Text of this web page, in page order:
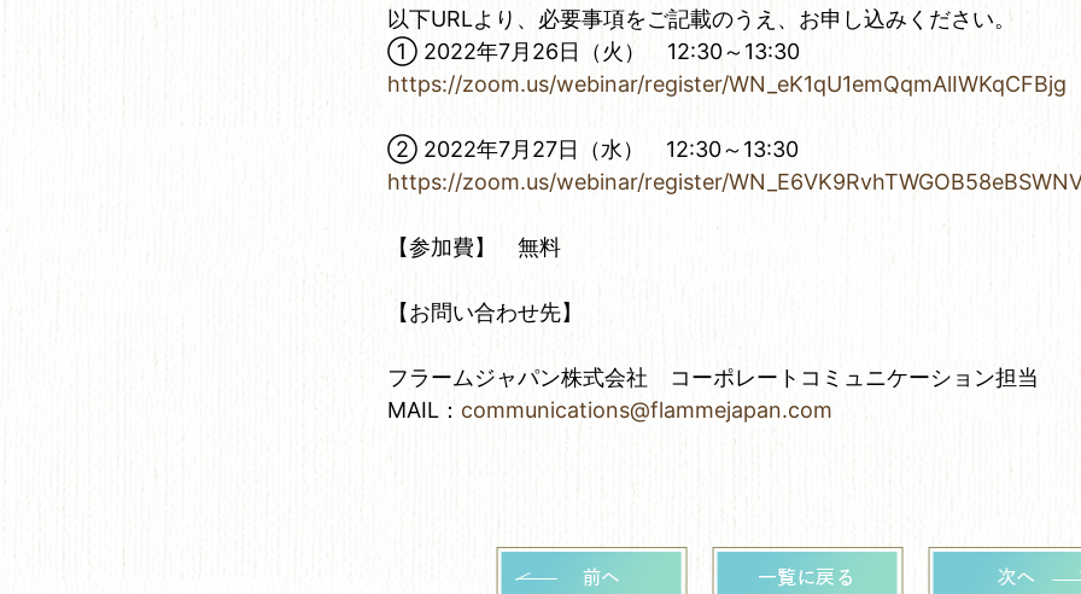
以下URLより、必要事項をご記載のうえ、お申し込みください。
① 2022年7月26日（火） 12:30～13:30
https://zoom.us/webinar/register/WN_eK1qU1emQqmAlIWKqCFBjg
② 2022年7月27日（水） 12:30～13:30
https://zoom.us/webinar/register/
【参加費】 無料
【お問い合わせ先】
フラームジャパン株式会社 コーポレートコミュニケーション担当
MAIL： communications@flammejapan.com